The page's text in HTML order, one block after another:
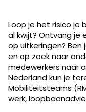
Loop je het risico je
al kwijt? Ontvang je
op uitkeringen?
en op zoek naar
medewerkers naar
Nederland kun je
Mobiliteitsteams
werk,